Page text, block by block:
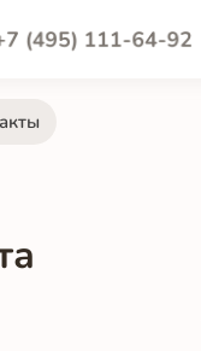
(495) 111-64-92